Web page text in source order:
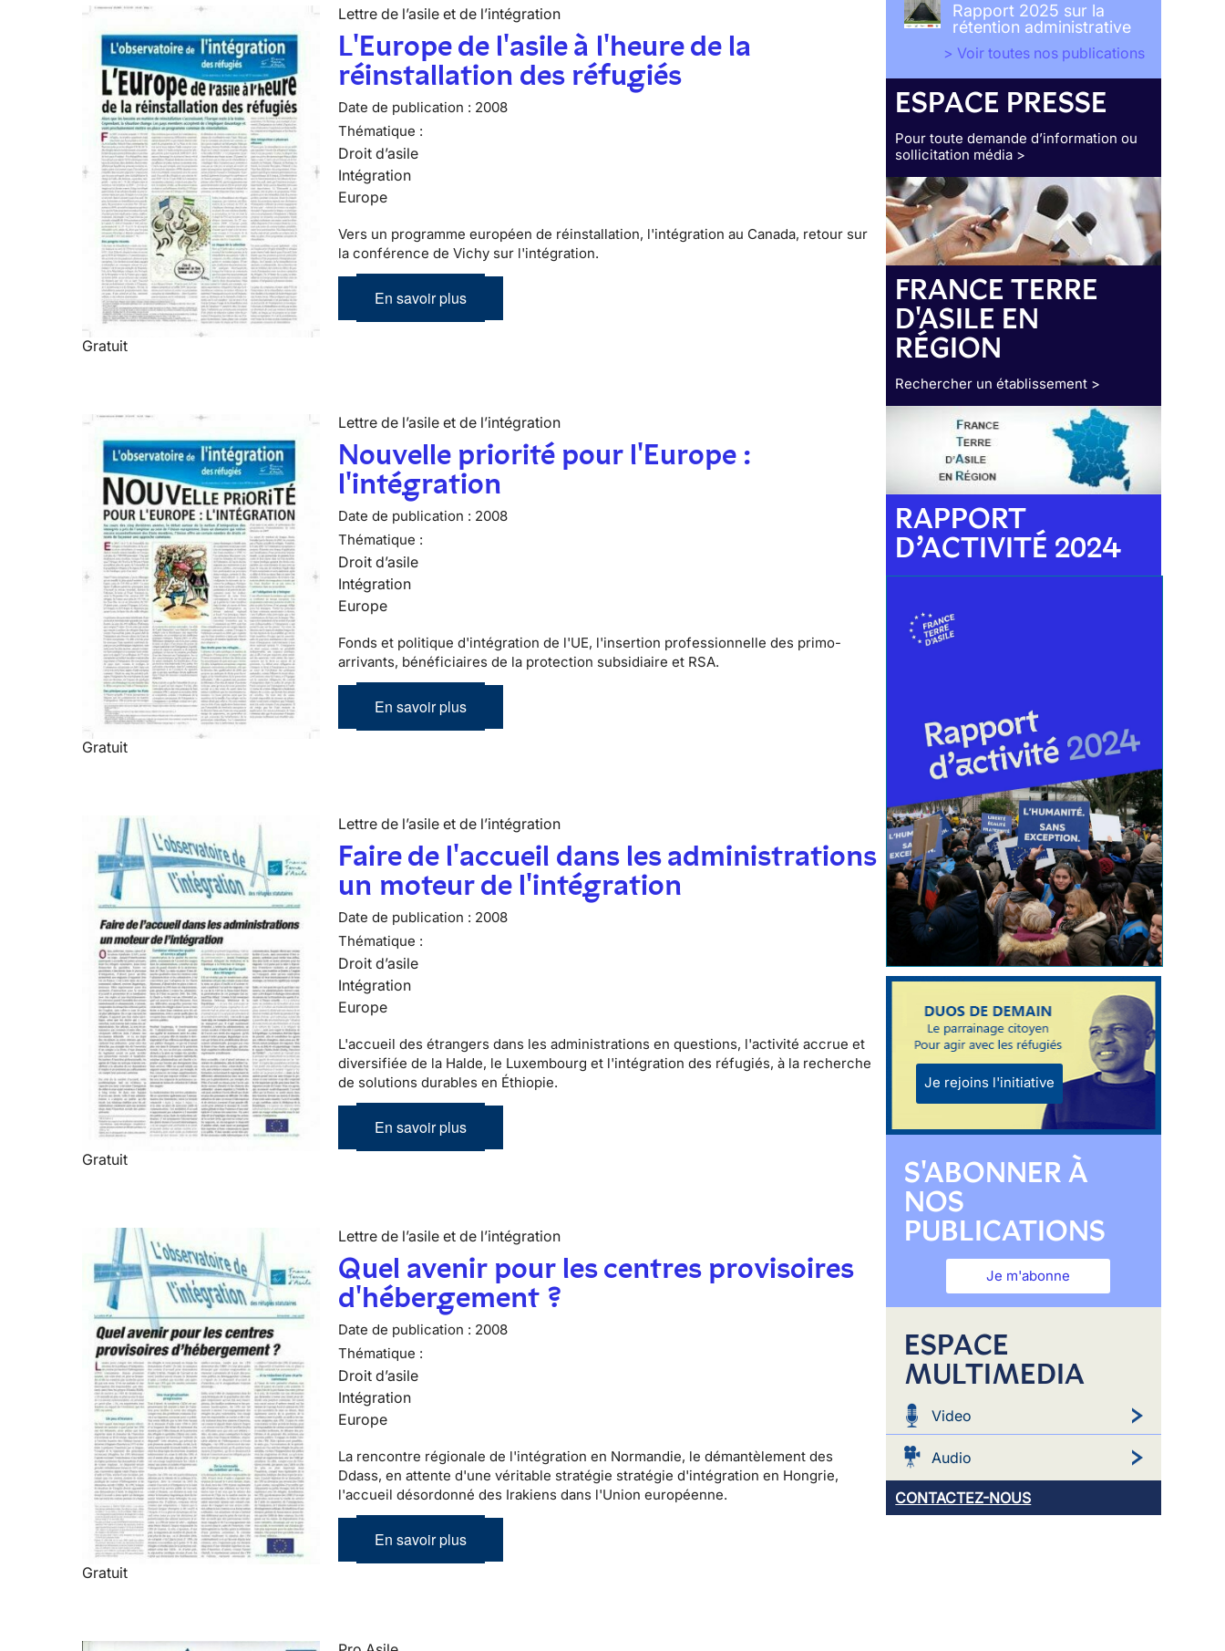
Gratuit
Lettre de l’asile et de l’intégration
L'Europe de l'asile à l'heure de la
réinstallation des réfugiés
Date de publication : 2008
Thématique :
Droit d’asile
Intégration
Europe
Vers un programme européen de réinstallation, l'intégration au Canada, retour sur
la conférence de Vichy sur l'intégration.
En savoir plus
Gratuit
Lettre de l’asile et de l’intégration
Nouvelle priorité pour l'Europe :
l'intégration
Date de publication : 2008
Thématique :
Droit d’asile
Intégration
Europe
Fonds et politique d'intégration de l'UE, l'insertion professionnelle des primo-
arrivants, bénéficiaires de la protection subsidiaire et RSA.
En savoir plus
Gratuit
Lettre de l’asile et de l’intégration
Faire de l'accueil dans les administrations
un moteur de l'intégration
Date de publication : 2008
Thématique :
Droit d’asile
Intégration
Europe
L'accueil des étrangers dans les administrations en questions, l'activité accrue et
diversifiée de la Halde, le Luxembourg et l'intégration des réfugiés, à la recherche
de solutions durables en Éthiopie.
En savoir plus
Gratuit
Lettre de l’asile et de l’intégration
Quel avenir pour les centres provisoires
d'hébergement ?
Date de publication : 2008
Thématique :
Droit d’asile
Intégration
Europe
La rencontre régionale de l'intégration en Normandie, le démantèlement des
Ddass, en attente d'une véritable stratégie stratégie d'intégration en Hongrie,
l'accueil désordonné des Irakiens dans l'Union européenne.
En savoir plus
Rapport 2025 sur la
rétention administrative
> Voir toutes nos publications
ESPACE PRESSE
Pour toute demande d’information ou
sollicitation média >
FRANCE TERRE
D'ASILE EN
RÉGION
Rechercher un établissement >
RAPPORT
D’ACTIVITÉ 2024
Je rejoins l'initiative
S'ABONNER À
NOS
PUBLICATIONS
Je m'abonne
ESPACE
MULTIMEDIA
Video
Audio
CONTACTEZ-NOUS